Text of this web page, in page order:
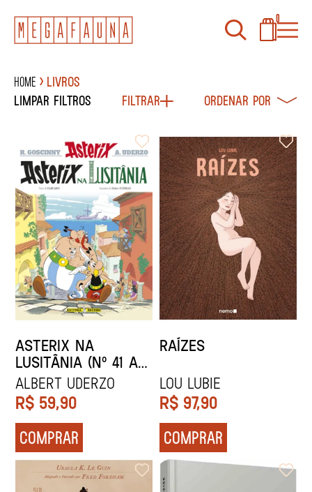
0
Home
Livros
Filtrar
Limpar filtros
ASTERIX NA
LUSITÂNIA (Nº 41 AS
AVENTURAS DE
ASTERIX)
ALBERT UDERZO
R$ 59,90
COMPRAR
RAÍZES
Lou Lubie
R$ 97,90
COMPRAR